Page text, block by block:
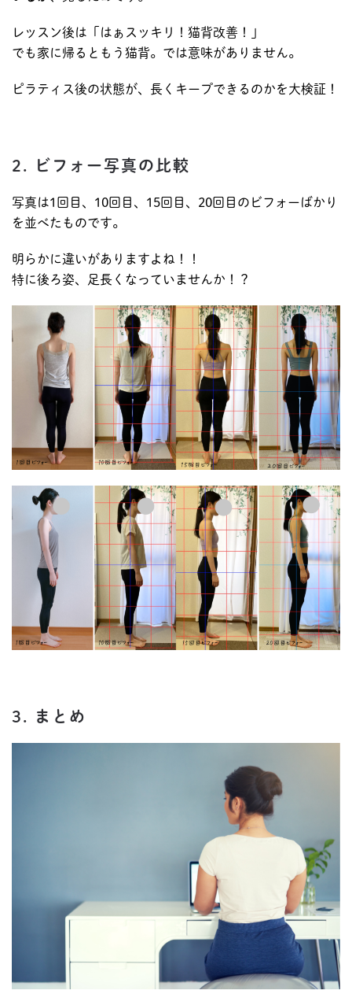
レッスン後は「はぁスッキリ！猫背改善！」
でも家に帰るともう猫背。では意味がありません。
ピラティス後の状態が、長くキープできるのかを大検証！
2. ビフォー写真の比較
写真は1回目、10回目、15回目、20回目のビフォーばかり
を並べたものです。
明らかに違いがありますよね！！
特に後ろ姿、足長くなっていませんか！？
3. まとめ